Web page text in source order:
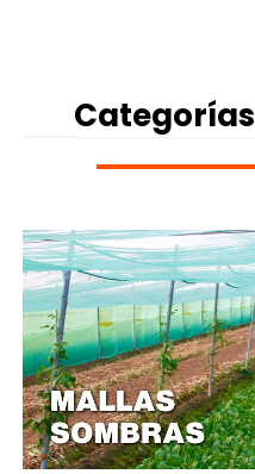
Categorías